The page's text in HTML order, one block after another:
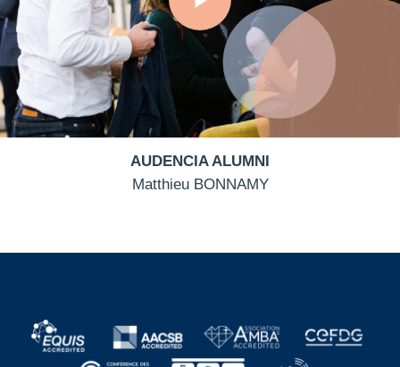
AUDENCIA ALUMNI
Matthieu BONNAMY